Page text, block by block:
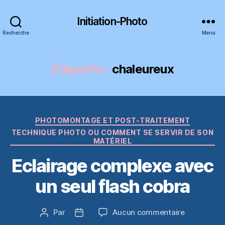
Recherche
Initiation-Photo
Menu
Étiquette : chaleureux
Catégories
PHOTOMONTAGE ET POST-TRAITEMENT
TECHNIQUE PHOTO OU COMMENT SE SERVIR DE SON
MATÉRIEL
Eclairage complexe avec
un seul flash cobra
Auteur
Par
Date
Aucun commentairesur